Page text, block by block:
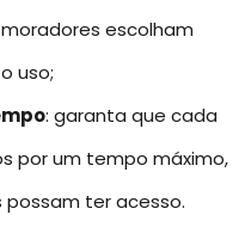
escolham
uso;
: garanta que cada
por um tempo máximo,
ter acesso.